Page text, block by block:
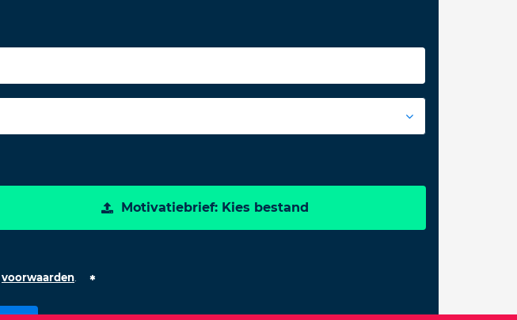
Motivatiebrief: Kies bestand
voorwaarden